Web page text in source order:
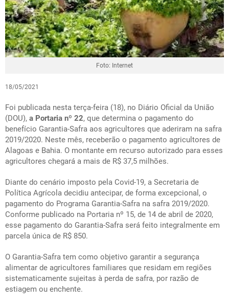
Foto: Internet
18/05/2021
Foi publicada nesta terça-feira (18), no Diário Oficial da União
(DOU), a Portaria nº 22, que determina o pagamento do
benefício Garantia-Safra aos agricultores que aderiram na safra
2019/2020. Neste mês, receberão o pagamento agricultores de
Alagoas e Bahia. O montante em recurso autorizado para esses
agricultores chegará a mais de R$ 37,5 milhões.
Diante do cenário imposto pela Covid-19, a Secretaria de
Política Agrícola decidiu antecipar, de forma excepcional, o
pagamento do Programa Garantia-Safra na safra 2019/2020.
Conforme publicado na Portaria nº 15, de 14 de abril de 2020,
esse pagamento do Garantia-Safra será feito integralmente em
parcela única de R$ 850.
O Garantia-Safra tem como objetivo garantir a segurança
alimentar de agricultores familiares que residam em regiões
sistematicamente sujeitas à perda de safra, por razão de
estiagem ou enchente.